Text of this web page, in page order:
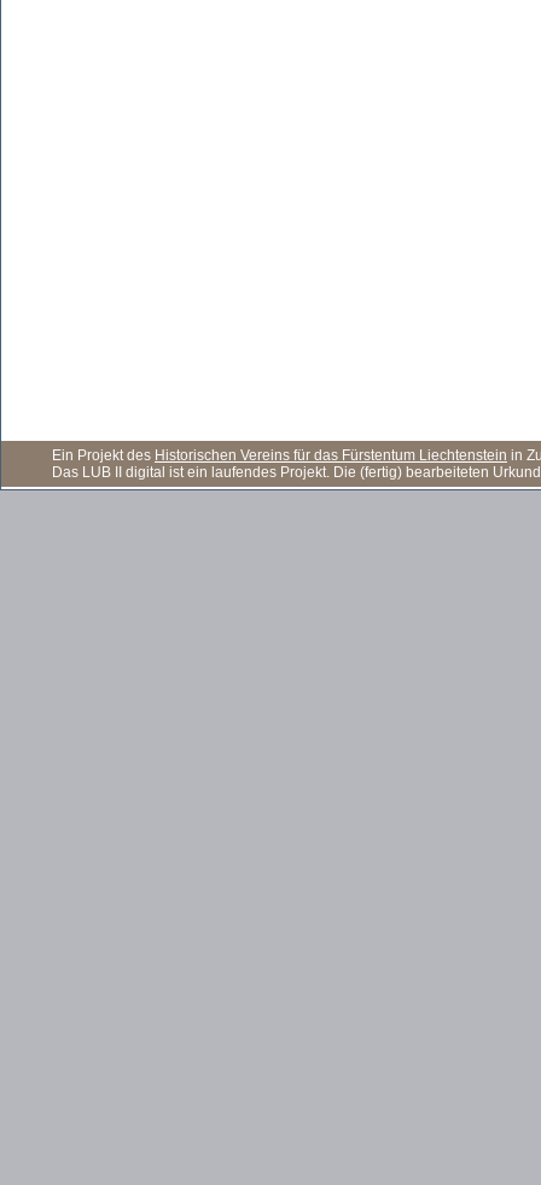
Ein Projekt des Historischen Vereins für das Fürstentum Liechtenstein in
Das LUB II digital ist ein laufendes Projekt. Die (fertig) bearbeiteten